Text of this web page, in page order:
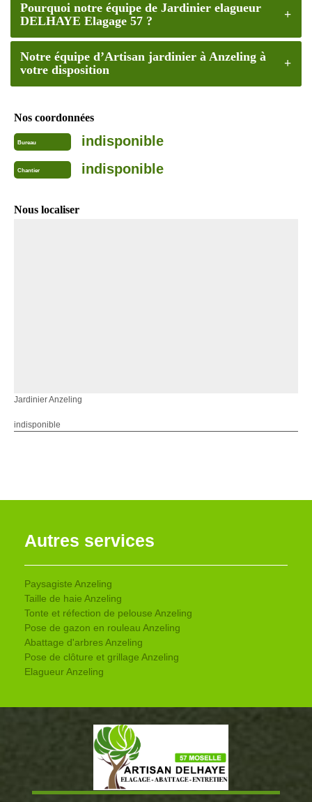
Pourquoi notre équipe de Jardinier elagueur
DELHAYE Elagage 57 ?
Notre équipe d’Artisan jardinier à Anzeling à
votre disposition
Nos coordonnées
Bureau indisponible
Chantier indisponible
Nous localiser
Jardinier Anzeling
indisponible
Autres services
Paysagiste Anzeling
Taille de haie Anzeling
Tonte et réfection de pelouse Anzeling
Pose de gazon en rouleau Anzeling
Abattage d'arbres Anzeling
Pose de clôture et grillage Anzeling
Elagueur Anzeling